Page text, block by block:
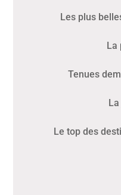
Les plus
La
Tenues
Le top des